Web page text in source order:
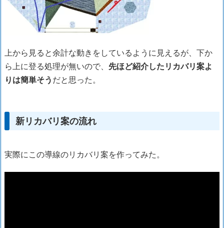
上から見ると余計な動きをしているように見えるが、下か
ら上に登る処理が無いので、 先ほど紹介したリカバリ案よ
りは簡単そう だと思った。
新リカバリ案の流れ
実際にこの導線のリカバリ案を作ってみた。